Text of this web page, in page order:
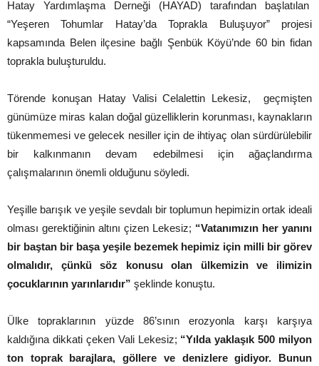
Hatay Yardımlaşma Derneği (HAYAD) tarafından başlatılan
“Yeşeren Tohumlar Hatay’da Toprakla Buluşuyor” projesi
kapsamında Belen ilçesine bağlı Şenbük Köyü’nde 60 bin fidan
toprakla buluşturuldu.
Törende konuşan Hatay Valisi Celalettin Lekesiz, geçmişten
günümüze miras kalan doğal güzelliklerin korunması, kaynakların
tükenmemesi ve gelecek nesiller için de ihtiyaç olan sürdürülebilir
bir kalkınmanın devam edebilmesi için ağaçlandırma
çalışmalarının önemli olduğunu söyledi.
Yeşille barışık ve yeşile sevdalı bir toplumun hepimizin ortak ideali
olması gerektiğinin altını çizen Lekesiz; “Vatanımızın her yanını
bir baştan bir başa yeşile bezemek hepimiz için milli bir görev
olmalıdır, çünkü söz konusu olan ülkemizin ve ilimizin
çocuklarının yarınlarıdır” şeklinde konuştu.
Ülke topraklarının yüzde 86’sının erozyonla karşı karşıya
kaldığına dikkati çeken Vali Lekesiz; “Yılda yaklaşık 500 milyon
ton toprak barajlara, göllere ve denizlere gidiyor. Bunun